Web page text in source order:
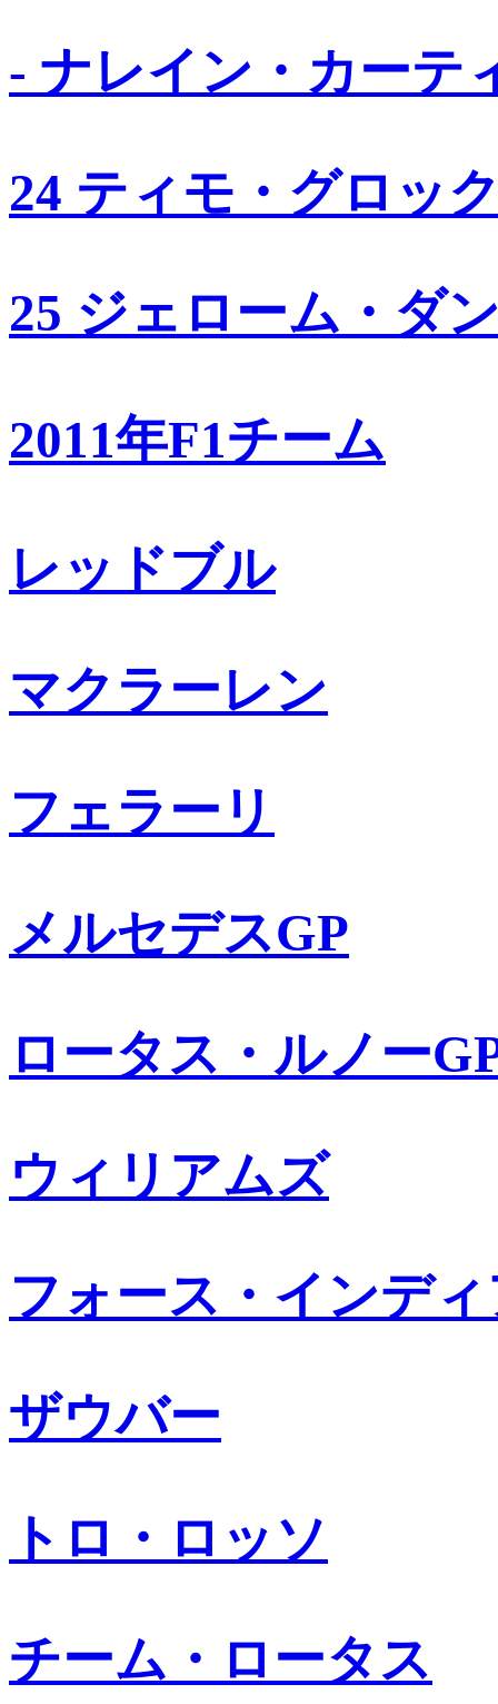
- ナレイン・カーテ
24 ティモ・グロッ
25 ジェローム・ダ
2011年F1チーム
レッドブル
マクラーレン
フェラーリ
メルセデスGP
ロータス・ルノー
ウィリアムズ
フォース・インデ
ザウバー
トロ・ロッソ
チーム・ロータス